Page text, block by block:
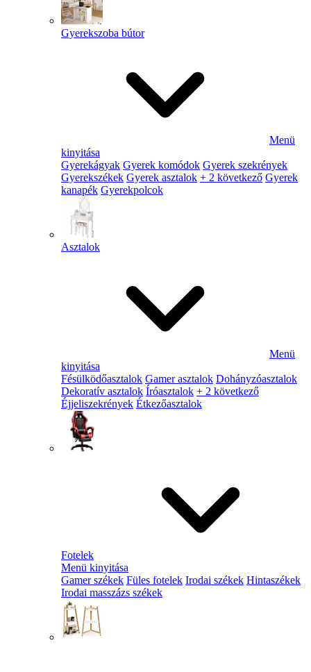
Gyerekszoba bútor
Menü
kinyitása
Gyerekágyak Gyerek komódok Gyerek szekrények
Gyerekszékek Gyerek asztalok + 2 következő Gyerek
kanapék Gyerekpolcok
Asztalok
Menü
kinyitása
Fésülködőasztalok Gamer asztalok Dohányzóasztalok
Dekoratív asztalok Íróasztalok + 2 következő
Éjjeliszekrények Étkezőasztalok
Fotelek
Menü kinyitása
Gamer székek Füles fotelek Irodai székek Hintaszékek
Irodai masszázs székek